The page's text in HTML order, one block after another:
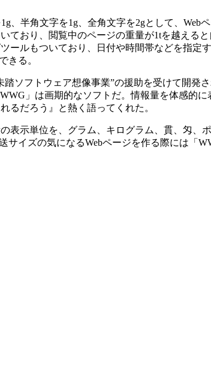
、半角文字を1g、全角文字を2gとして、Web
ており、閲覧中のページの重量が1tを越えると
ールもついており、日付や時間帯などを指定
きる。
ソフトウェア想像事業”の援助を受けて開発
」は画期的なソフトだ。情報量を体感的
るだろう』と熱く語ってくれた。
表示単位を、グラム、キログラム、貫、匁、
サイズの気になるWebページを作る際には「